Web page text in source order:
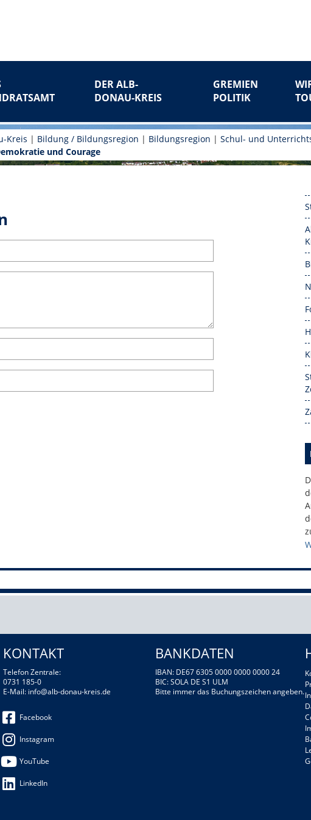
DER ALB-
DONAU-KREIS
GREMIEN
POLITIK
Kreis | Bildung / Bildungsregion | Bildungsregion |Schul- und
und Courage
KONTAKT
Telefon Zentrale:
0731 185-0
E-Mail: info@alb-donau-kreis.de
Facebook
Instagram
YouTube
LinkedIn
BANKDATEN
IBAN: DE67 6305 0000 0000 0000 24
BIC: SOLA DE S1 ULM
Bitte immer das Buchungszeichen angeben.